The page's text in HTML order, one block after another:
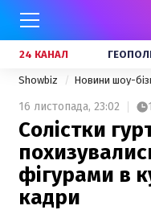
24 КАНАЛ
Showbiz Новини шоу-
16 листопада, 23:02 1
Солістки
фігурами в
кадри